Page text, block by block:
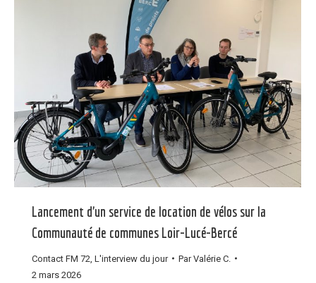
Lancement d’un service de location de vélos sur la
Communauté de communes Loir-Lucé-Bercé
Contact FM 72 L'interview du jour ParValérie C.
2 mars 2026